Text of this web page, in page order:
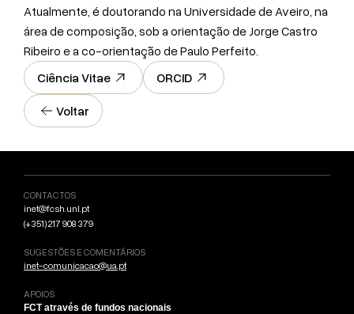
Voltar
Atualmente, é doutorando na Universidade de Aveiro, na
área de composição, sob a orientação de Jorge Castro
Ribeiro e a co-orientação de Paulo Perfeito.
Ciência Vitae
ORCID
CONTACTOS
inet@fcsh.unl.pt
(+351) 217 908 379
SUGESTÕES E COMENTÁRIOS
inet-comunicacao@ua.pt
APOIOS
FCT através de fundos nacionais